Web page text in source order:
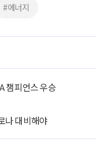
#에너지
챔피언스 우승
나 대비해야